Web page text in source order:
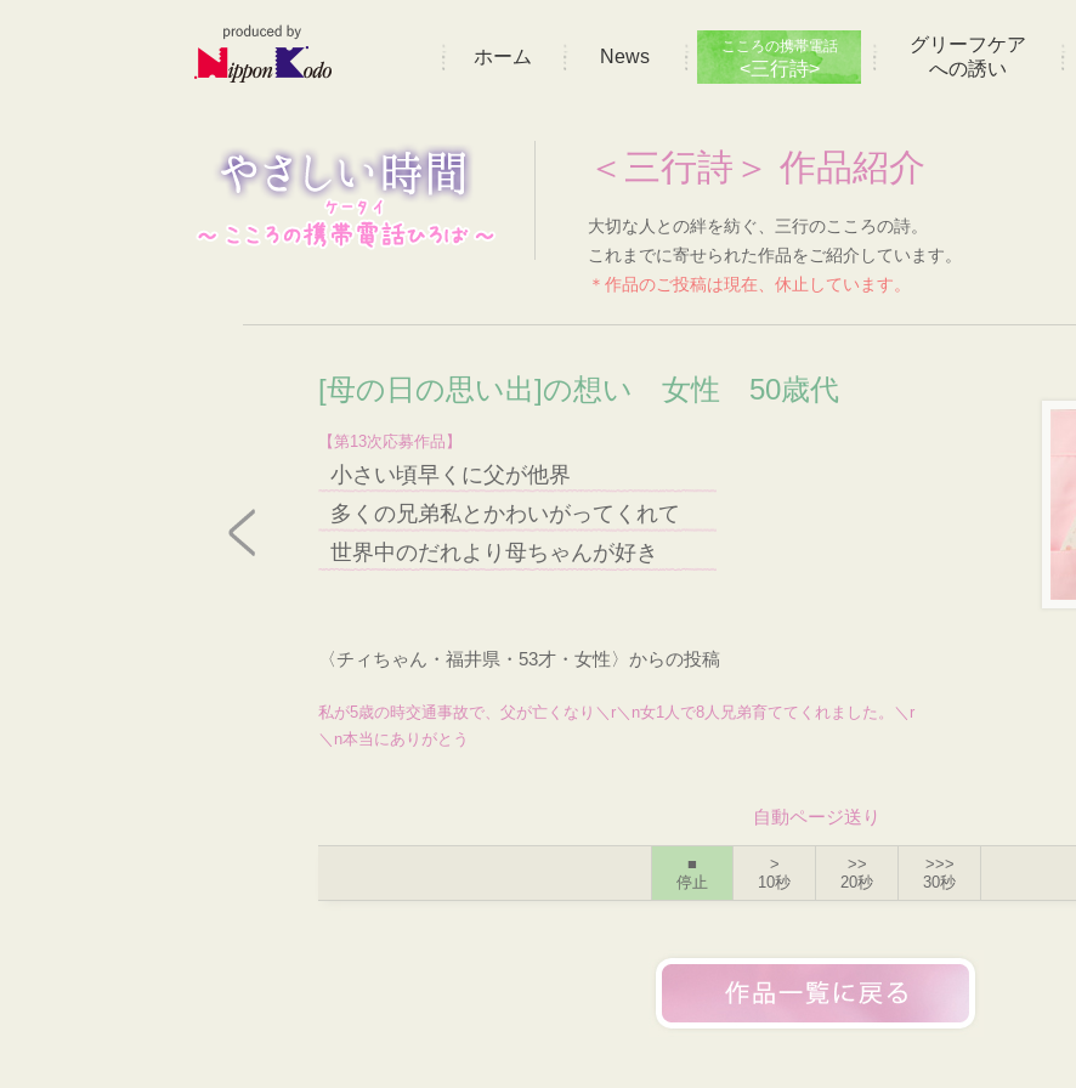
ホーム News こころの携帯電話
<三行詩>
グリーフケア
への誘い
＜三行詩＞ 作品紹介
大切な人との絆を紡ぐ、三行のこころの詩。
これまでに寄せられた作品をご紹介しています。
＊作品のご投稿は現在、休止しています。
[母の日の思い出]の想い 女性 50歳代
【第13次応募作品】
小さい頃早くに父が他界
多くの兄弟私とかわいがってくれて
世界中のだれより母ちゃんが好き
〈チィちゃん・福井県・53才・女性〉からの投稿
私が5歳の時交通事故で、父が亡くなり＼r＼n女1人で8人兄弟育ててくれました。＼r
＼n本当にありがとう
自動ページ送り
■
停止
>
10秒
>>
20秒
>>>
30秒